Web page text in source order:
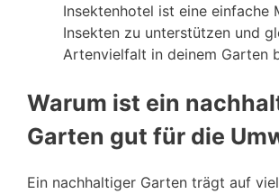
Insektenhotel ist eine einfache
Insekten zu unterstützen und
Artenvielfalt in deinem Garten
Warum ist ein
Garten gut für die
Ein nachhaltiger Garten trägt auf